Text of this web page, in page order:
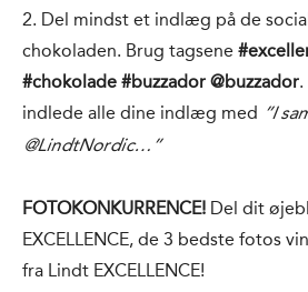
2. Del mindst et indlæg på de
chokoladen. Brug tagsene
#chokolade #buzzador @buzzador
indlede alle dine indlæg med ”I
@LindtNordic…”
FOTOKONKURRENCE! Del dit
EXCELLENCE, de 3 bedste fotos
fra Lindt EXCELLENCE!